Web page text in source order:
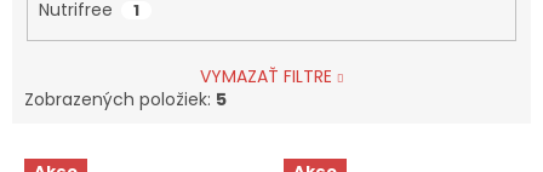
Nutrifree 1
VYMAZAŤ FILTRE
Zobrazených položiek: 5
V